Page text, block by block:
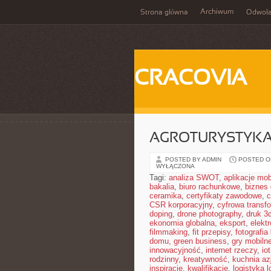
Strona główna Archiwum
CRACOVIA
POSTED BY ADMIN POSTED
WYŁĄCZONA
Tagi: analiza SWOT, aplikacje
bakalia, biuro rachunkowe, biznes
ceramika, certyfikaty zawodowe,
CSR korporacyjny, cyfrowa
doping, drone photography, druk 3d
ekonomia globalna, eksport,
filmmaking, fit przepisy, fotografia
domu, green business, gry
innowacyjność, internet rzeczy, iot
rodzinny, kreatywność, kuchnia
inspiracje, kwalifikacje, logistyka